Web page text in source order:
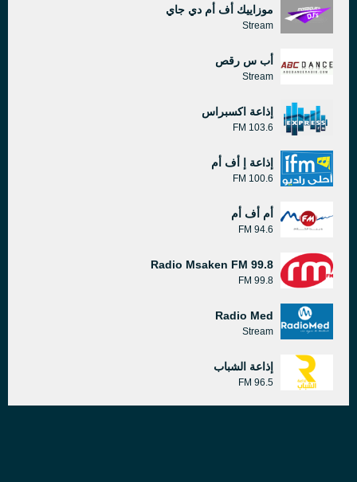
موزاييك أف أم دي جاي
Stream
أب س رقص
Stream
إذاعة اكسبراس
103.6 FM
إذاعة إ أف أم
100.6 FM
أم أف أم
94.6 FM
Radio Msaken FM 99.8
99.8 FM
Radio Med
Stream
إذاعة الشباب
96.5 FM